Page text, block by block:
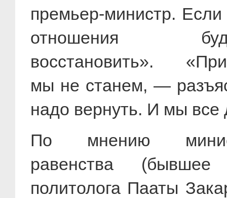
премьер-министр.
отношения
восстановить».
мы не станем, —
надо вернуть. И мы все
По мнению
равенства (бывшее
политолога Пааты